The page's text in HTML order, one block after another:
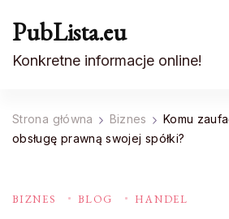
PubLista.eu
Konkretne informacje online!
Strona główna Biznes
Komu
obsługę prawną swojej spółki?
BIZNES BLOG HANDEL